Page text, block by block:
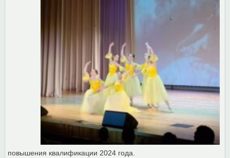
повышения квалификации 2024 года.